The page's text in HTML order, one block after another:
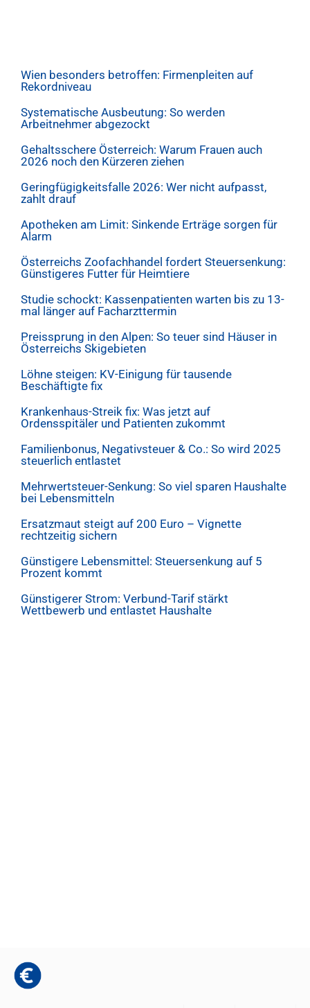
Wien besonders betroffen: Firmenpleiten auf
Rekordniveau
Systematische Ausbeutung: So werden
Arbeitnehmer abgezockt
Gehaltsschere Österreich: Warum Frauen auch
2026 noch den Kürzeren ziehen
Geringfügigkeitsfalle 2026: Wer nicht aufpasst,
zahlt drauf
Apotheken am Limit: Sinkende Erträge sorgen für
Alarm
Österreichs Zoofachhandel fordert Steuersenkung:
Günstigeres Futter für Heimtiere
Studie schockt: Kassenpatienten warten bis zu 13-
mal länger auf Facharzttermin
Preissprung in den Alpen: So teuer sind Häuser in
Österreichs Skigebieten
Löhne steigen: KV-Einigung für tausende
Beschäftigte fix
Krankenhaus-Streik fix: Was jetzt auf
Ordensspitäler und Patienten zukommt
Familienbonus, Negativsteuer & Co.: So wird 2025
steuerlich entlastet
Mehrwertsteuer-Senkung: So viel sparen Haushalte
bei Lebensmitteln
Ersatzmaut steigt auf 200 Euro – Vignette
rechtzeitig sichern
Günstigere Lebensmittel: Steuersenkung auf 5
Prozent kommt
Günstigerer Strom: Verbund-Tarif stärkt
Wettbewerb und entlastet Haushalte